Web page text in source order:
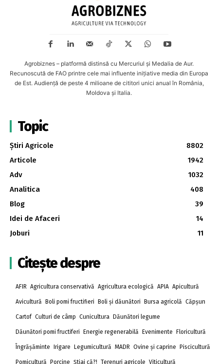
Agrobiznes – platformă distinsă cu Mercuriul și Medalia de Aur.
Recunoscută de FAO printre cele mai influente inițiative media din Europa
de Est. Audiență de peste 4 milioane de cititori unici anual în România,
Moldova și Italia.
Topic
Știri Agricole
8802
Articole
1942
Adv
1032
Analitica
408
Blog
39
Idei de Afaceri
14
Joburi
11
Citește despre
AFIR Agricultura conservativă Agricultura ecologică APIA Apicultură
Avicultură Boli pomi fructifieri Boli și dăunători Bursa agricolă Căpșun
Cartof Culturi de câmp Cunicultura Dăunători legume
Dăunători pomi fructiferi Energie regenerabilă Evenimente Floricultură
Îngrășăminte Irigare Legumicultură MADR Ovine și caprine Piscicultură
Pomicultură Porcine Știai că?! Terenuri agricole Viticultură